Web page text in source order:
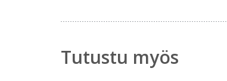
Tutustu myös